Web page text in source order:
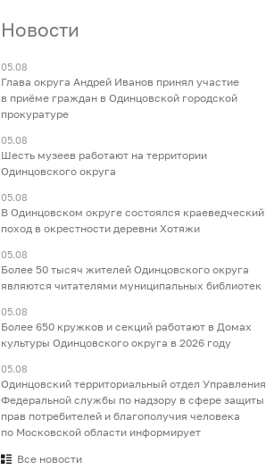
Новости
05.08
Глава округа Андрей Иванов принял участие
в приёме граждан в Одинцовской городской
прокуратуре
05.08
Шесть музеев работают на территории
Одинцовского округа
05.08
В Одинцовском округе состоялся краеведческий
поход в окрестности деревни Хотяжи
05.08
Более 50 тысяч жителей Одинцовского округа
являются читателями муниципальных библиотек
05.08
Более 650 кружков и секций работают в Домах
культуры Одинцовского округа в 2026 году
05.08
Одинцовский территориальный отдел Управления
Федеральной службы по надзору в сфере защиты
прав потребителей и благополучия человека
по Московской области информирует
Все новости